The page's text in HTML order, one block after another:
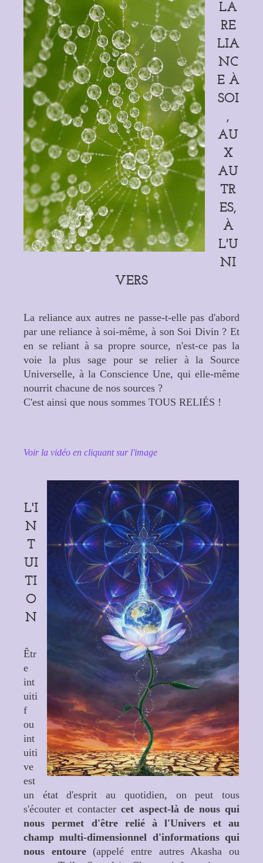
LA
RE
LIA
NC
E À
SOI
,
AU
X
AU
TR
ES,
À
L'U
NI
VERS
La reliance aux autres ne passe-t-elle pas d'abord
par une reliance à soi-même, à son Soi Divin ? Et
en se reliant à sa propre source, n'est-ce pas la
voie la plus sage pour se relier à la Source
Universelle, à la Conscience Une, qui elle-même
nourrit chacune de nos sources ?
C'est ainsi que nous sommes TOUS RELIÉS !
Voir la vidéo en cliquant sur l'image
L'I
N
T
UI
TI
O
N
Êtr
e
int
uiti
f
ou
int
uiti
ve
est
un état d'esprit au quotidien, on peut tous
s'écouter et contactercet aspect-là de nous qui
nous permet d'être relié à l'Univers et au
champ multi-dimensionnel d'informations qui
nous entoure(appelé entre autres Akasha ou